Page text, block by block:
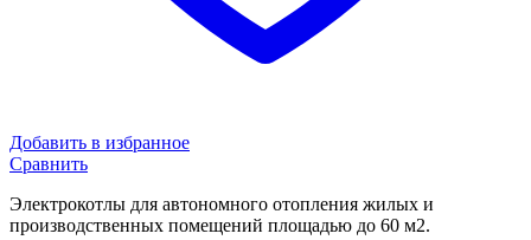
Добавить в избранное
Сравнить
Электрокотлы для автономного отопления жилых и
производственных помещений площадью до 60 м2.